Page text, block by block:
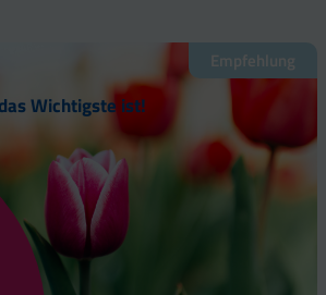
Empfehlung
Wichtigste ist!